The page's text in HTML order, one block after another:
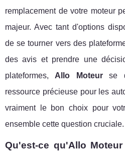
remplacement de votre moteur
majeur. Avec tant d'options
de se tourner vers des
des avis et prendre une
plateformes,Allo Moteurse
ressource précieuse pour les
vraiment le bon choix pour
ensemble cette question cruciale.
Qu'est-ce qu'Allo